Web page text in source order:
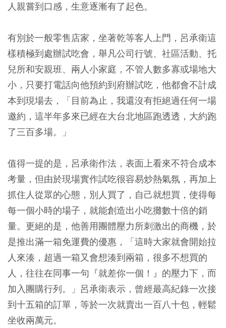
人親嘗到口感，生意逐漸有了起色。
有別於一般零售店家，坐著乾等客人上門，呂承衛這
樣積極到處辦試吃會，舉凡公司行號、社區活動、托
兒所和安親班、兩人小家庭，不管人數多寡或場地大
小，只要打電話向他預約到府辦試吃，他都會不計成
本到現場去，「目前為止，我還沒有拒絕過任何一場
邀約，這半年多來已經在大台北地區跑透透，大約跑
了三百多場。」
值得一提的是，呂承衛作法，表面上看來不符合成本
考量，但由於現場實作試吃很容易炒熱氣氛，再加上
抓住人從眾的心態，別人買了，自己就想買，使得每
每一個小時的場子，就能創造出小吃攤數十倍的銷
量。更絕的是，他善用團體壓力所刺激出的商機，於
是推出滿一箱免運費的優惠，「這時大家就會開始拉
人來湊，超過一箱又會想湊到兩箱，很多不想買的
人，往往在同事一句『就差你一個！』的壓力下，而
加入團購行列。」呂承衛表示，曾經最高紀錄一次接
到十五箱的訂單，等於一次就賣出一百八十包，輕鬆
坐收兩萬元。